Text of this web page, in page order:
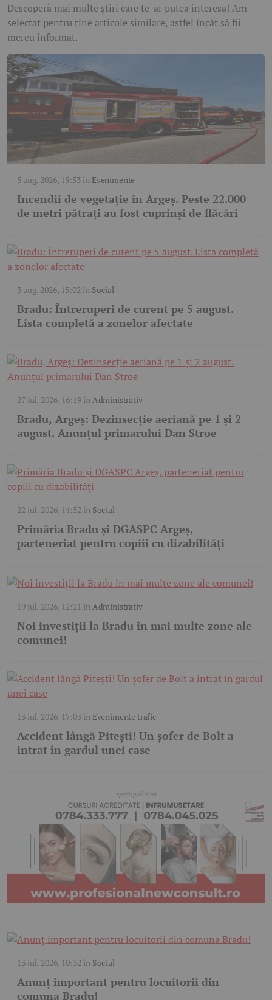
Descoperă mai multe știri care te-ar putea interesa! Am
selectat pentru tine articole similare, astfel încât să fii
mereu informat.
5 aug. 2026, 15:53în Evenimente
Incendii de vegetație în Argeș. Peste 22.000
de metri pătrați au fost cuprinși de flăcări
3 aug. 2026, 15:02 în Social
Bradu: Întreruperi de curent pe 5 august.
Lista completă a zonelor afectate
27 iul. 2026, 16:19înAdministrativ
Bradu, Argeș: Dezinsecție aeriană pe 1 și 2
august. Anunțul primarului Dan Stroe
22 iul. 2026, 14:52 în Social
Primăria Bradu și DGASPC Argeș,
parteneriat pentru copiii cu dizabilități
19 iul. 2026, 12:21 înAdministrativ
Noi investiții la Bradu în mai multe zone ale
comunei!
13 iul. 2026, 17:03în Evenimente trafic
Accident lângă Pitești! Un șofer de Bolt a
intrat în gardul unei case
13 iul. 2026, 10:32 în Social
Anunț important pentru locuitorii din
comuna Bradu!